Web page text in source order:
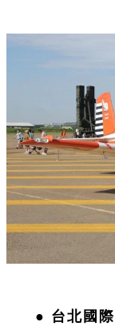
● 台北國